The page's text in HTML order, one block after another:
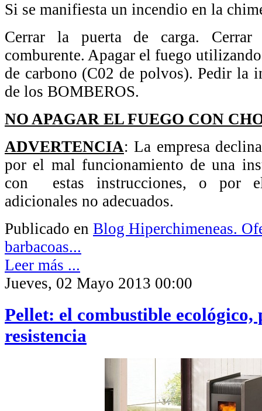
Si se manifiesta un incendio en la
Cerrar la puerta de carga.
comburente. Apagar el fuego
de carbono (C02 de polvos). Pedir la
de los BOMBEROS.
NO APAGAR EL FUEGO CON
ADVERTENCIA: La empresa
por el mal funcionamiento de una
con estas instrucciones, o por
adicionales no adecuados.
Publicado en Blog Hiperchimeneas.
barbacoas...
Leer más ...
Jueves, 02 Mayo 2013 00:00
Pellet: el combustible
resistencia